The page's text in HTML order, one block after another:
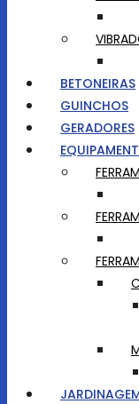
BETONEIRAS
GUINCHOS
GERADORES